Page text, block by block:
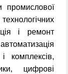
промислової
і ремонт
комплексів,
цифрові